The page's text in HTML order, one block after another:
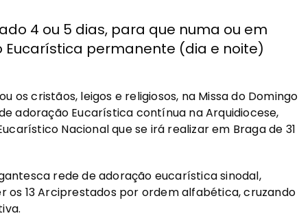
4 ou 5 dias, para que numa ou em
permanente (dia e noite)
os cristãos, leigos e religiosos, na Missa do Domingo
adoração Eucarística contínua na Arquidiocese,
Nacional que se irá realizar em Braga de 31
rede de adoração eucarística sinodal,
os 13 Arciprestados por ordem alfabética, cruzando